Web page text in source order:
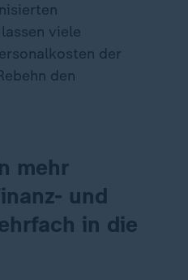
viele
der
den
mehr
und
in die